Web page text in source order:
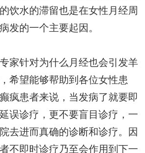
饮水的滞留也是在女性月经周
发的一个主要起因。
家针对为什么月经也会引发羊
希望能够帮助到各位女性患
疯患者来说，当发病了就要即
误诊疗，更不要盲目诊疗，一
去进而真确的诊断和诊疗。因
不即时诊疗乃至会作用到下一